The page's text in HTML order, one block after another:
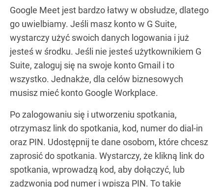
Google Meet jest bardzo łatwy w obsłudze, dlatego
go uwielbiamy. Jeśli masz konto w G Suite,
wystarczy użyć swoich danych logowania i już
jesteś w środku. Jeśli nie jesteś użytkownikiem G
Suite, zaloguj się na swoje konto Gmail i to
wszystko. Jednakże, dla celów biznesowych
musisz mieć konto Google Workplace.
Po zalogowaniu się i utworzeniu spotkania,
otrzymasz link do spotkania, kod, numer do dial-in
oraz PIN. Udostępnij te dane osobom, które chcesz
zaprosić do spotkania. Wystarczy, że klikną link do
spotkania, wprowadzą kod, aby dołączyć, lub
zadzwonią pod numer i wpiszą PIN. To takie